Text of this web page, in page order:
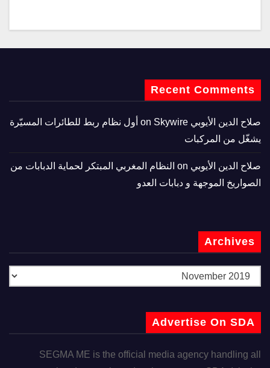
Recent Comments
صلاح الدين الأيوبي
Skywire أول نظام ربط للطائرات المسيّرة
يشغّل من المركبات
صلاح الدين الأيوبي
النظام المغربي المبتكر لحماية الدبابات من
الصواريخ الموجهة و دبابات العدو
Archives
Advertise On SDA
SEGMA ME is the official media agency handling all